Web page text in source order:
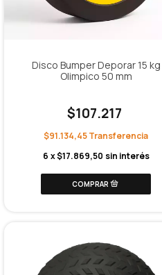
Disco Bumper Deporar 15 kg
Olimpico 50 mm
$107.217
$91.134,45
6 x$17.869,50 sin interés